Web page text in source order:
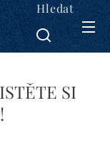
Hledat
SI